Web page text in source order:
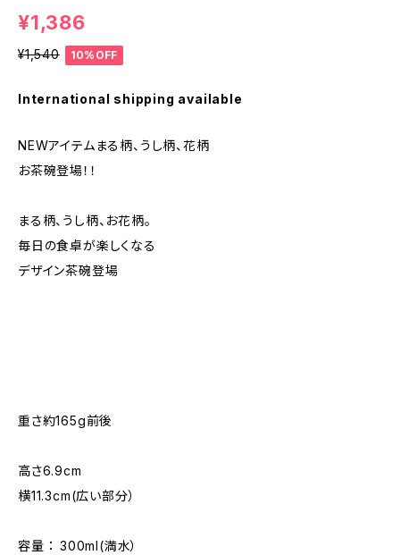
¥1,386
¥1,540 10%OFF
International shipping available
NEWアイテムまる柄、うし柄、花柄
お茶碗登場！！
まる柄、うし柄、お花柄。
毎日の食卓が楽しくなる
デザイン茶碗登場
重さ約165g前後
高さ6.9cm
横11.3cm(広い部分）
容量 ： 300ml(満水）